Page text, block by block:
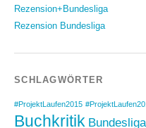
Rezension+Bundesliga
Rezension Bundesliga
SCHLAGWÖRTER
#ProjektLaufen2015
Buchkritik Bundesliga